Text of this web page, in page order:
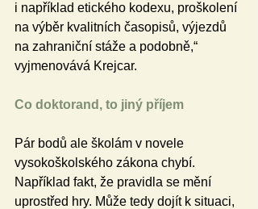
i například etického kodexu, proškolení
na výběr kvalitních časopisů, výjezdů
na zahraniční stáže a podobně,“
vyjmenovává Krejcar.
Co doktorand, to jiný příjem
Pár bodů ale školám v novele
vysokoškolského zákona chybí.
Například fakt, že pravidla se mění
uprostřed hry. Může tedy dojít k situaci,